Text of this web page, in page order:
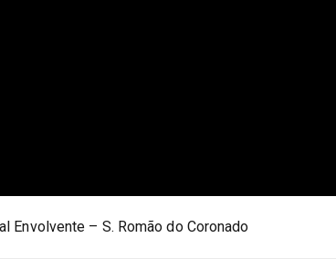
Envolvente – S. Romão do Coronado